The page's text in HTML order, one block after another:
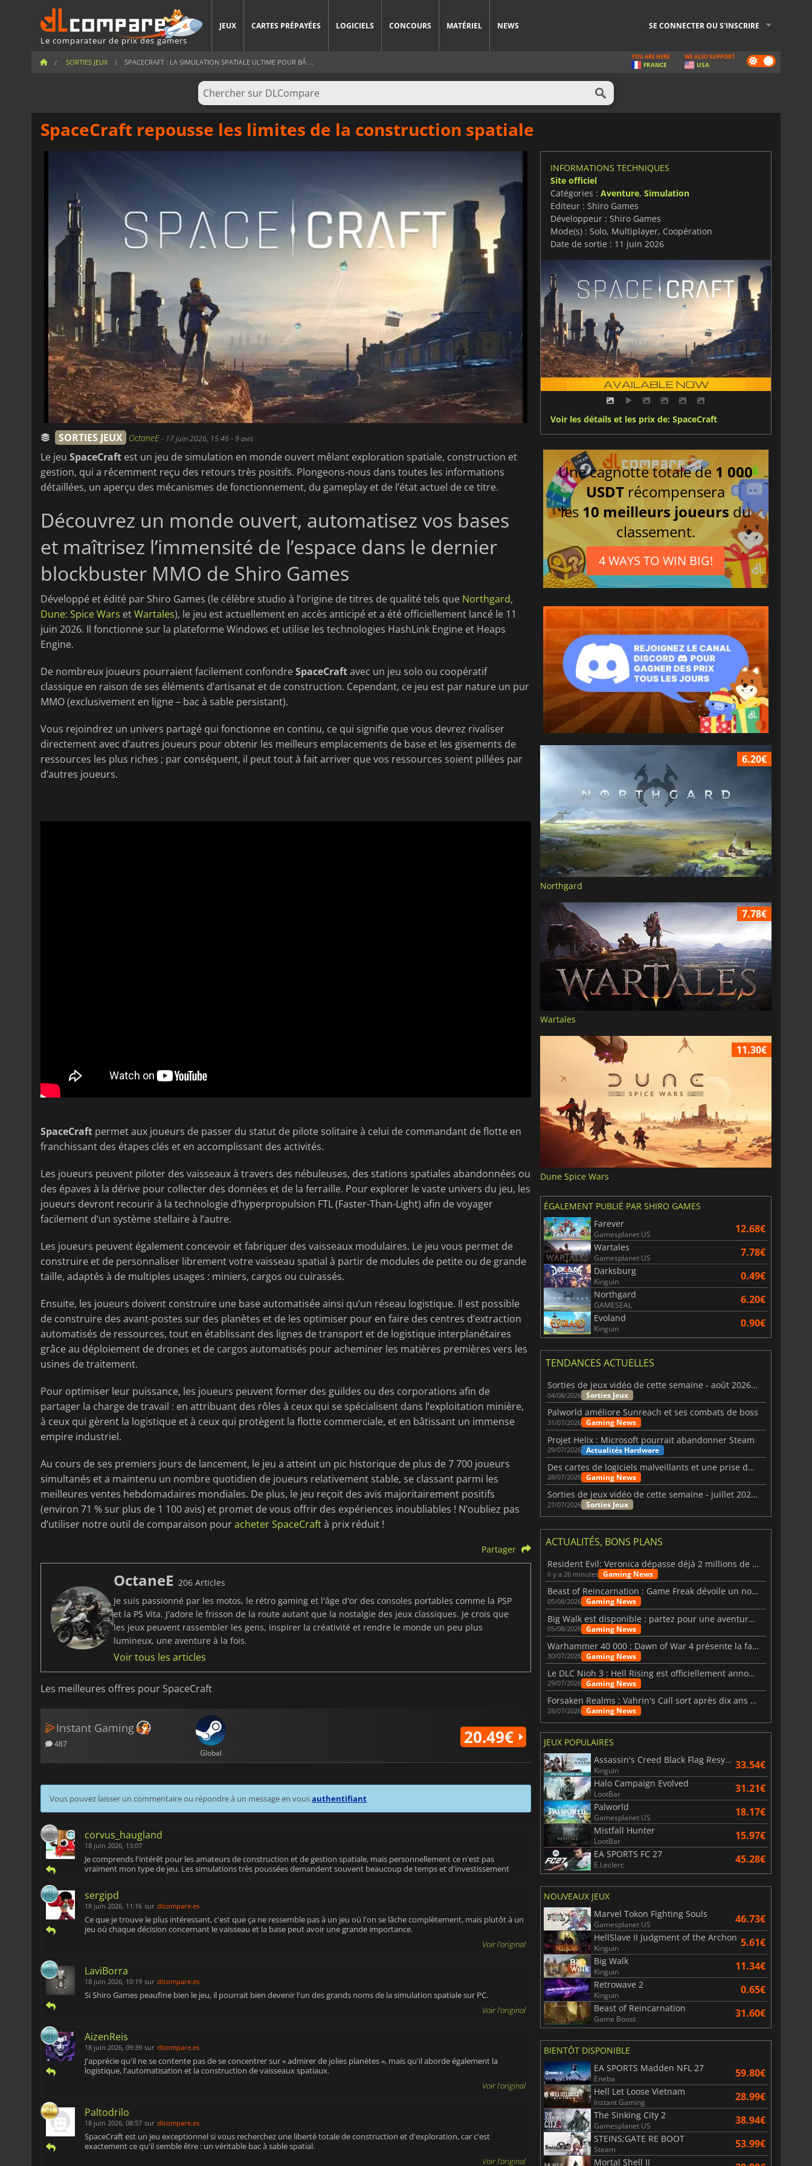
Le comparateur de prix des gamers
JEUX CARTES PRÉPAYÉES LOGICIELS CONCOURS MATÉRIEL NEWS SE CONNECTER OU S'INSCRIRE
SORTIES JEUX SPACECRAFT : LA SIMULATION SPATIALE ULTIME POUR BÂ ... Dark
mode
YOU ARE HERE
FRANCE
WE ALSO SUPPORT
USA
SpaceCraft repousse les limites de la construction spatiale
SORTIES JEUX OctaneE- 17 juin 2026, 15:46- 9 avis
Le jeu SpaceCraft est un jeu de simulation en monde ouvert mêlant exploration spatiale, construction et
gestion, qui a récemment reçu des retours très positifs. Plongeons-nous dans toutes les informations
détaillées, un aperçu des mécanismes de fonctionnement, du gameplay et de l’état actuel de ce titre.
Découvrez un monde ouvert, automatisez vos bases
et maîtrisez l’immensité de l’espace dans le dernier
blockbuster MMO de Shiro Games
Développé et édité par Shiro Games (le célèbre studio à l’origine de titres de qualité tels que Northgard,
Dune: Spice Wars etWartales), le jeu est actuellement en accès anticipé et a été officiellement lancé le 11
juin 2026. Il fonctionne sur la plateforme Windows et utilise les technologies HashLink Engine et Heaps
Engine.
De nombreux joueurs pourraient facilement confondreSpaceCraftavec un jeu solo ou coopératif
classique en raison de ses éléments d’artisanat et de construction. Cependant, ce jeu est par nature un pur
MMO (exclusivement en ligne – bac à sable persistant).
Vous rejoindrez un univers partagé qui fonctionne en continu, ce qui signifie que vous devrez rivaliser
directement avec d’autres joueurs pour obtenir les meilleurs emplacements de base et les gisements de
ressources les plus riches ; par conséquent, il peut tout à fait arriver que vos ressources soient pillées par
d’autres joueurs.
SpaceCraft permet aux joueurs de passer du statut de pilote solitaire à celui de commandant de flotte en
franchissant des étapes clés et en accomplissant des activités.
Les joueurs peuvent piloter des vaisseaux à travers des nébuleuses, des stations spatiales abandonnées ou
des épaves à la dérive pour collecter des données et de la ferraille. Pour explorer le vaste univers du jeu, les
joueurs devront recourir à la technologie d’hyperpropulsion FTL (Faster-Than-Light) afin de voyager
facilement d’un système stellaire à l’autre.
Les joueurs peuvent également concevoir et fabriquer des vaisseaux modulaires. Le jeu vous permet de
construire et de personnaliser librement votre vaisseau spatial à partir de modules de petite ou de grande
taille, adaptés à de multiples usages : miniers, cargos ou cuirassés.
Ensuite, les joueurs doivent construire une base automatisée ainsi qu’un réseau logistique. Il est possible
de construire des avant-postes sur des planètes et de les optimiser pour en faire des centres d’extraction
automatisés de ressources, tout en établissant des lignes de transport et de logistique interplanétaires
grâce au déploiement de drones et de cargos automatisés pour acheminer les matières premières vers les
usines de traitement.
Pour optimiser leur puissance, les joueurs peuvent former des guildes ou des corporations afin de
partager la charge de travail : en attribuant des rôles à ceux qui se spécialisent dans l’exploitation minière,
à ceux qui gèrent la logistique et à ceux qui protègent la flotte commerciale, et en bâtissant un immense
empire industriel.
Au cours de ses premiers jours de lancement, le jeu a atteint un pic historique de plus de 7 700 joueurs
simultanés et a maintenu un nombre quotidien de joueurs relativement stable, se classant parmi les
meilleures ventes hebdomadaires mondiales. De plus, le jeu reçoit des avis majoritairement positifs
(environ 71 % sur plus de 1 100 avis) et promet de vous offrir des expériences inoubliables ! N’oubliez pas
d’utiliser notre outil de comparaison pouracheter SpaceCraftà prix réduit !
Partager
OctaneE 206 Articles
Je suis passionné par les motos, le rétro gaming et l'âge d'or des consoles portables comme la PSP
et la PS Vita. J'adore le frisson de la route autant que la nostalgie des jeux classiques. Je crois que
les jeux peuvent rassembler les gens, inspirer la créativité et rendre le monde un peu plus
lumineux, une aventure à la fois.
Voir tous les articles
Les meilleures offres pour SpaceCraft
Instant Gaming
487
Global
20.49€
Vous pouvez laisser un commentaire ou répondre à un message en vousauthentifiant
corvus_haugland
18 juin 2026, 13:07
Je comprends l'intérêt pour les amateurs de construction et de gestion spatiale, mais personnellement ce n'est pas
vraiment mon type de jeu. Les simulations très poussées demandent souvent beaucoup de temps et d'investissement
sergipd
18 juin 2026, 11:16 sur dlcompare.es
Ce que je trouve le plus intéressant, c'est que ça ne ressemble pas à un jeu où l'on se lâche complètement, mais plutôt à un
jeu où chaque décision concernant le vaisseau et la base peut avoir une grande importance.
Voir l'original
LaviBorra
18 juin 2026, 10:19 sur dlcompare.es
Si Shiro Games peaufine bien le jeu, il pourrait bien devenir l'un des grands noms de la simulation spatiale sur PC.
Voir l'original
AizenReis
18 juin 2026, 09:39 sur dlcompare.es
J'apprécie qu'il ne se contente pas de se concentrer sur « admirer de jolies planètes », mais qu'il aborde également la
logistique, l'automatisation et la construction de vaisseaux spatiaux.
Voir l'original
Paltodrilo
18 juin 2026, 08:57 sur dlcompare.es
SpaceCraft est un jeu exceptionnel si vous recherchez une liberté totale de construction et d'exploration, car c'est
exactement ce qu'il semble être : un véritable bac à sable spatial.
Voir l'original
INFORMATIONS TECHNIQUES
Site officiel
Catégories : Aventure, Simulation
Editeur : Shiro Games
Développeur : Shiro Games
Mode(s) : Solo, Multiplayer, Coopération
Date de sortie : 11 juin 2026
Voir les détails et les prix de: SpaceCraft
Une cagnotte totale de 1 000
USDT récompensera
les 10 meilleurs joueurs du
classement.
4 WAYS TO WIN BIG!
6.20€
Northgard
7.78€
Wartales
11.30€
Dune Spice Wars
ÉGALEMENT PUBLIÉ PAR SHIRO GAMES
Farever
Gamesplanet US 12.68€
Wartales
Gamesplanet US 7.78€
Darksburg
Kinguin 0.49€
Northgard
GAMESEAL 6.20€
Evoland
Kinguin 0.90€
TENDANCES ACTUELLES
Sorties de jeux vidéo de cette semaine - août 2026 (semaine 32)
04/08/2026 Sorties Jeux
Palworld améliore Sunreach et ses combats de boss
31/07/2026 Gaming News
Projet Helix : Microsoft pourrait abandonner Steam
29/07/2026 Actualités Hardware
Des cartes de logiciels malveillants et une prise de contrôle de Discord ont touché Meccha Chameleon
28/07/2026 Gaming News
Sorties de jeux vidéo de cette semaine - juillet 2026 (semaine 31)
27/07/2026 Sorties Jeux
ACTUALITÉS, BONS PLANS
Resident Evil: Veronica dépasse déjà 2 millions de wishlists
il y a 26 minutes Gaming News
Beast of Reincarnation : Game Freak dévoile un nouveau pari
05/08/2026 Gaming News
Big Walk est disponible : partez pour une aventure entre amis
05/08/2026 Gaming News
Warhammer 40 000 : Dawn of War 4 présente la faction des Nécrons
30/07/2026 Gaming News
Le DLC Nioh 3 : Hell Rising est officiellement annoncé
29/07/2026 Gaming News
Forsaken Realms : Vahrin's Call sort après dix ans de développement
28/07/2026 Gaming News
JEUX POPULAIRES
Assassin's Creed Black Flag Resynced
Kinguin 33.54€
Halo Campaign Evolved
LootBar 31.21€
Palworld
Gamesplanet US 18.17€
Mistfall Hunter
LootBar 15.97€
EA SPORTS FC 27
E.Leclerc 45.28€
NOUVEAUX JEUX
Marvel Tokon Fighting Souls
Gamesplanet US 46.73€
HellSlave II Judgment of the Archon
Kinguin 5.61€
Big Walk
Kinguin 11.34€
Retrowave 2
Kinguin 0.65€
Beast of Reincarnation
Game Boost 31.60€
BIENTÔT DISPONIBLE
EA SPORTS Madden NFL 27
Eneba 59.80€
Hell Let Loose Vietnam
Instant Gaming 28.99€
The Sinking City 2
Gamesplanet US 38.94€
STEINS;GATE RE BOOT
Steam 53.99€
Mortal Shell II